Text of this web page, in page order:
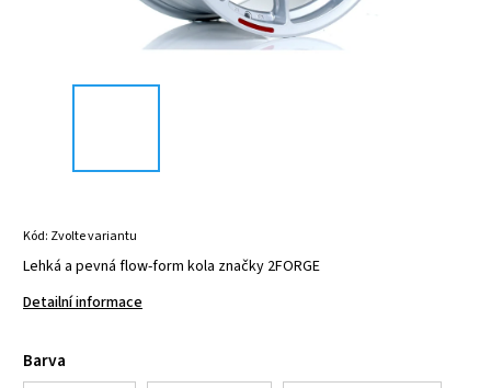
Kód: Zvolte variantu
Lehká a pevná flow-form kola značky 2FORGE
Detailní informace
Barva